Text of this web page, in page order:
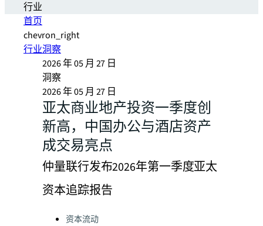
行业
首页
chevron_right
行业洞察
2026 年 05 月 27 日
洞察
2026 年 05 月 27 日
亚太商业地产投资一季度创
新高，中国办公与酒店资产
成交易亮点
仲量联行发布2026年第一季度亚太
资本追踪报告
Categories:
资本流动